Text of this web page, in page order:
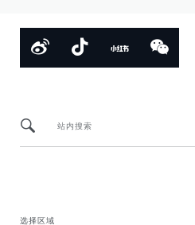
站内搜索
选择区域